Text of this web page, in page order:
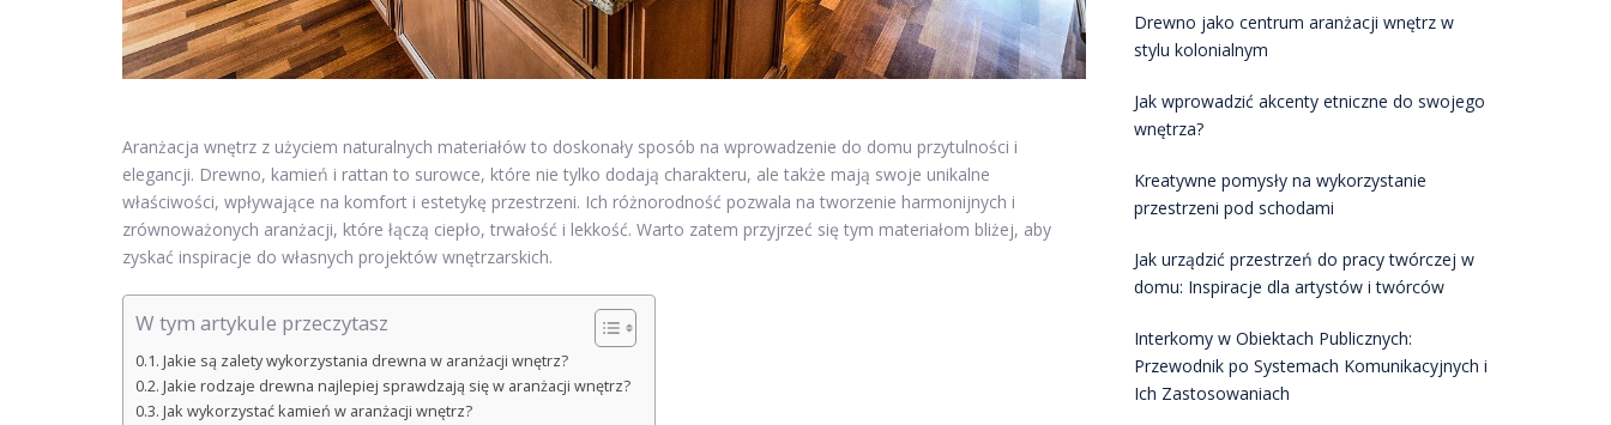
Aranżacja wnętrz z użyciem naturalnych materiałów to doskonały sposób na wprowadzenie do domu przytulności i
elegancji. Drewno, kamień i rattan to surowce, które nie tylko dodają charakteru, ale także mają swoje unikalne
właściwości, wpływające na komfort i estetykę przestrzeni. Ich różnorodność pozwala na tworzenie harmonijnych i
zrównoważonych aranżacji, które łączą ciepło, trwałość i lekkość. Warto zatem przyjrzeć się tym materiałom bliżej, aby
zyskać inspiracje do własnych projektów wnętrzarskich.
W tym artykule przeczytasz
Jakie są zalety wykorzystania drewna w aranżacji wnętrz?
Jakie rodzaje drewna najlepiej sprawdzają się w aranżacji wnętrz?
Jak wykorzystać kamień w aranżacji wnętrz?
Drewno jako centrum aranżacji wnętrz w
stylu kolonialnym
Jak wprowadzić akcenty etniczne do swojego
wnętrza?
Kreatywne pomysły na wykorzystanie
przestrzeni pod schodami
Jak urządzić przestrzeń do pracy twórczej w
domu: Inspiracje dla artystów i twórców
Interkomy w Obiektach Publicznych:
Przewodnik po Systemach Komunikacyjnych i
Ich Zastosowaniach